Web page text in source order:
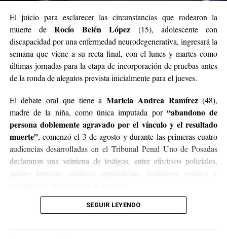
El juicio para esclarecer las circunstancias que rodearon la
muerte de Rocío Belén López (15), adolescente con
discapacidad por una enfermedad neurodegenerativa, ingresará la
semana que viene a su recta final, con el lunes y martes como
últimas jornadas para la etapa de incorporación de pruebas antes
de la ronda de alegatos prevista inicialmente para el jueves.
El debate oral que tiene aMariela Andrea Ramírez(48),
madre de la niña, como única imputada por“abandono de
persona doblemente agravado por el vínculo y el resultado
muerte”, comenzó el 3 de agosto y durante las primeras cuatro
audiencias desarrolladas en el Tribunal Penal Uno de Posadas
declararon una veintena de testigos, entre efectivos policiales,
Según los estudios médicos, Belén padecía
provoca una pérdida progresiva de las capacidades del habla, el
SEGUIR LEYENDO